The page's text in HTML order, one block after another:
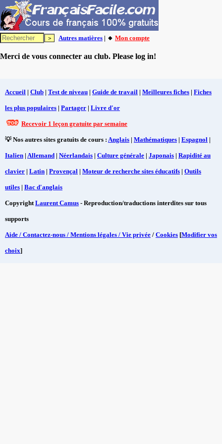
Autres matières | 🔸 Mon compte
Merci de vous connecter au club. Please log in!
Accueil | Club | Test de niveau | Guide de travail | Meilleures fiches | Fiches
les plus populaires | Partager | Livre d'or
Recevoir 1 leçon gratuite par semaine
💡 Nos autres sites gratuits de cours : Anglais | Mathématiques | Espagnol |
Italien | Allemand | Néerlandais | Culture générale | Japonais | Rapidité au
clavier | Latin | Provençal | Moteur de recherche sites éducatifs | Outils
utiles | Bac d'anglais
CopyrightLaurent Camus - Reproduction/traductions interdites sur tous
supports
Aide / Contactez-nous / Mentions légales / Vie privée / Cookies [Modifier vos
choix]